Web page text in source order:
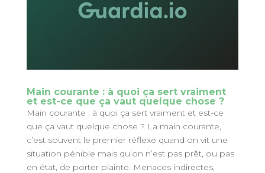
Main courante : à quoi ça sert vraiment
et est-ce que ça vaut quelque chose ?
Main courante : à quoi ça sert vraiment et est-ce
que ça vaut quelque chose ? La main courante,
c’est souvent le premier réflexe quand on vit une
situation pénible mais qu’on n’est pas prêt, ou pas
en état, de porter plainte. Menaces indirectes,